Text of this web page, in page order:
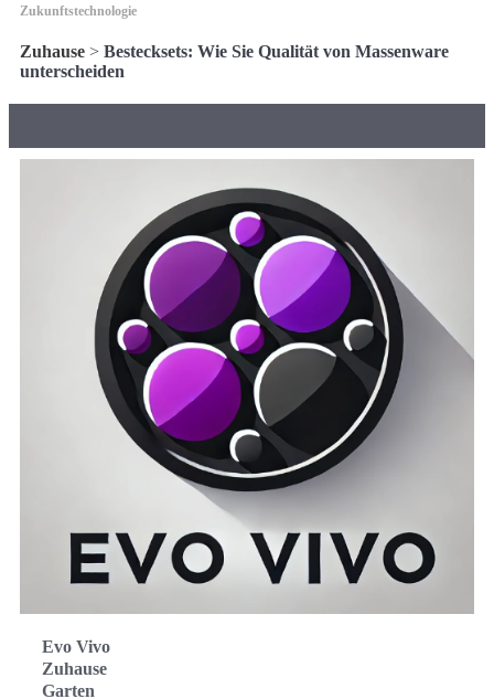
Zukunftstechnologie
Zuhause > Bestecksets: Wie Sie Qualität von Massenware
unterscheiden
Evo Vivo
Zuhause
Garten